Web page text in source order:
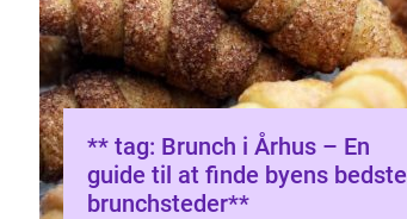
** tag: Brunch i Århus – En
guide til at finde byens bedste
brunchsteder**